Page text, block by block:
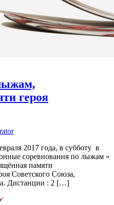
героя
2017 года, в субботу в
соревнования по лыжам »
памяти
Советского Союза,
Дистанции : 2 […]